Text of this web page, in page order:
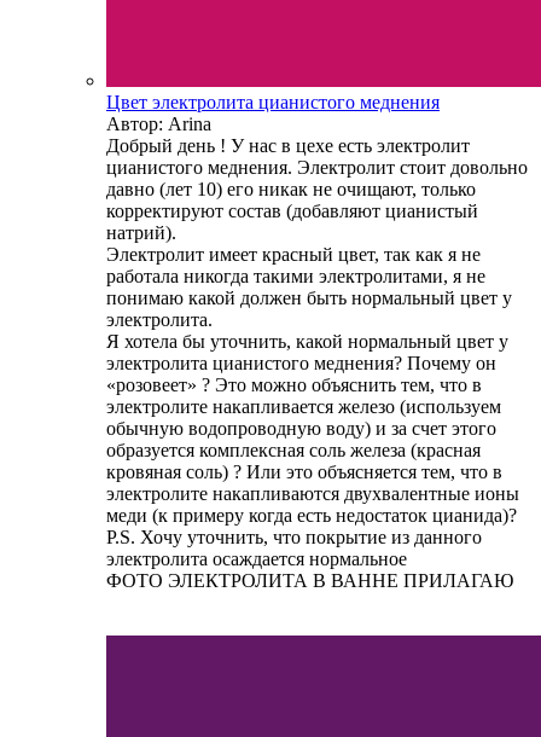
Цвет электролита цианистого меднения
Автор: Arina
Добрый день ! У нас в цехе есть электролит
цианистого меднения. Электролит стоит довольно
давно (лет 10) его никак не очищают, только
корректируют состав (добавляют цианистый
натрий).
Электролит имеет красный цвет, так как я не
работала никогда такими электролитами, я не
понимаю какой должен быть нормальный цвет у
электролита.
Я хотела бы уточнить, какой нормальный цвет у
электролита цианистого меднения? Почему он
«розовеет» ? Это можно объяснить тем, что в
электролите накапливается железо (используем
обычную водопроводную воду) и за счет этого
образуется комплексная соль железа (красная
кровяная соль) ? Или это объясняется тем, что в
электролите накапливаются двухвалентные ионы
меди (к примеру когда есть недостаток цианида)?
P.S. Хочу уточнить, что покрытие из данного
электролита осаждается нормальное
ФОТО ЭЛЕКТРОЛИТА В ВАННЕ ПРИЛАГАЮ